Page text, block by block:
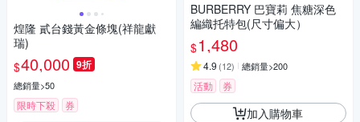
煌隆 貳台錢黃金條塊(祥龍獻
瑞)
$40,000 9折
總銷量>50
限時下殺 券
BURBERRY 巴寶莉 焦糖深色
編織托特包(尺寸偏大）
$1,480
4.9 (12) 總銷量>200
活動 券
加入購物車